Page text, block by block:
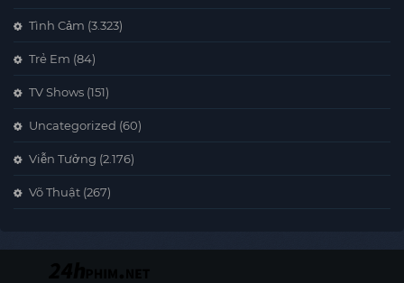
Tình Cảm (3.323)
Trẻ Em (84)
TV Shows (151)
Uncategorized (60)
Viễn Tưởng (2.176)
Võ Thuật (267)